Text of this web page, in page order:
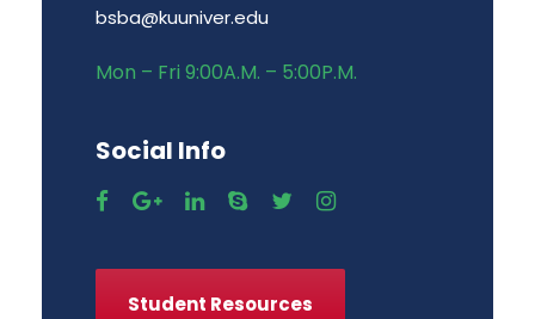
bsba@kuuniver.edu
Mon – Fri 9:00A.M. – 5:00P.M.
Social Info
Student Resources